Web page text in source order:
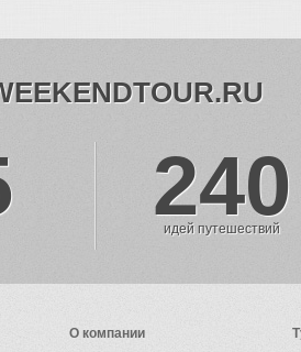
240
идей путешествий
О компании